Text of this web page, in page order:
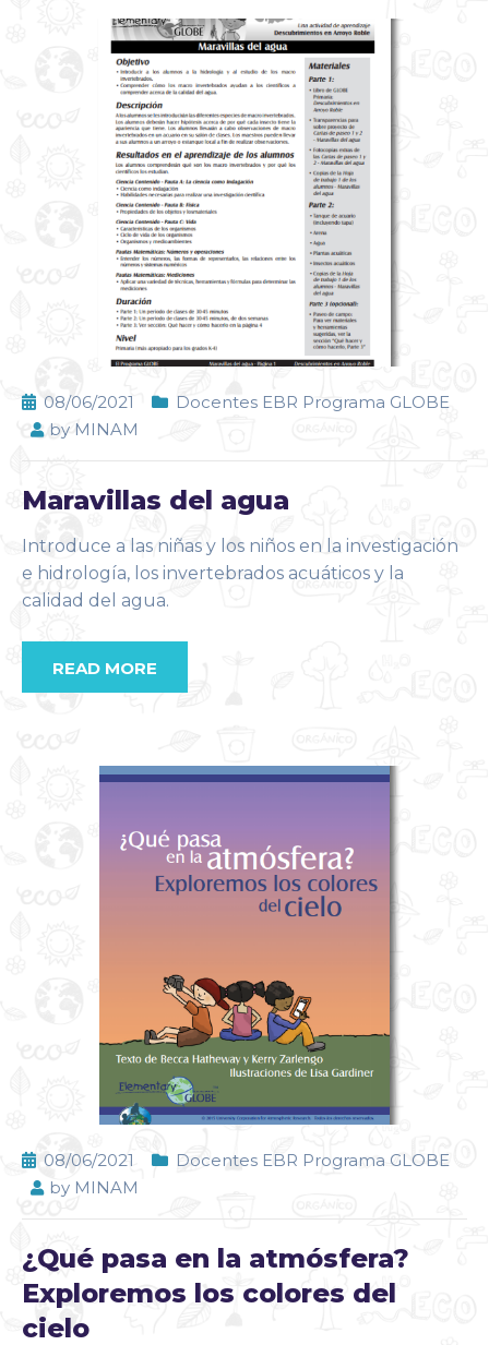
08/06/2021
Docentes EBR Programa GLOBE
by MINAM
Maravillas del agua
Introduce a las niñas y los niños en la investigación
e hidrología, los invertebrados acuáticos y la
calidad del agua.
READ MORE
08/06/2021
Docentes EBR Programa GLOBE
by MINAM
¿Qué pasa en la atmósfera?
Exploremos los colores del
cielo